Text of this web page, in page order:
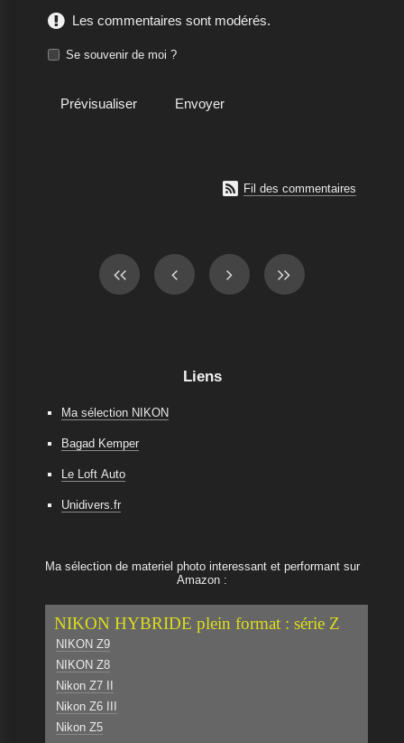
Les commentaires sont modérés.
Se souvenir de moi ?
 Fil des commentaires
Liens
Ma sélection NIKON
Bagad Kemper
Le Loft Auto
Unidivers.fr
Ma sélection de materiel photo interessant et performant sur
Amazon :
NIKON HYBRIDE plein format : série Z
NIKON Z9
NIKON Z8
Nikon Z7 II
Nikon Z6 III
Nikon Z5